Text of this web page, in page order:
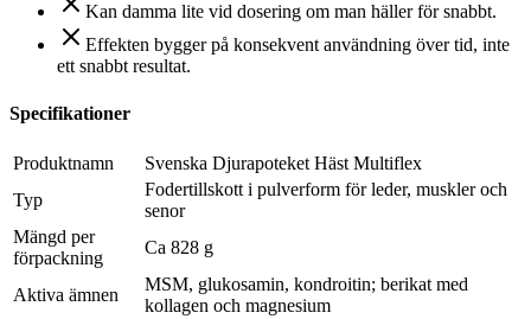
Kan damma lite vid dosering om man häller för snabbt.
Effekten bygger på konsekvent användning över tid, inte
ett snabbt resultat.
Specifikationer
Produktnamn
Svenska Djurapoteket Häst Multiflex
Typ
Fodertillskott i pulverform för leder, muskler och
senor
Mängd per
förpackning
Ca 828 g
Aktiva ämnen
MSM, glukosamin, kondroitin; berikat med
kollagen och magnesium